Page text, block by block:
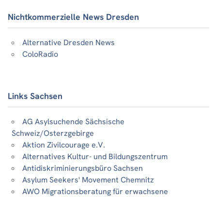
Nichtkommerzielle News Dresden
Alternative Dresden News
ColoRadio
Links Sachsen
AG Asylsuchende Sächsische
Schweiz/Osterzgebirge
Aktion Zivilcourage e.V.
Alternatives Kultur- und Bildungszentrum
Antidiskriminierungsbüro Sachsen
Asylum Seekers' Movement Chemnitz
AWO Migrationsberatung für erwachsene